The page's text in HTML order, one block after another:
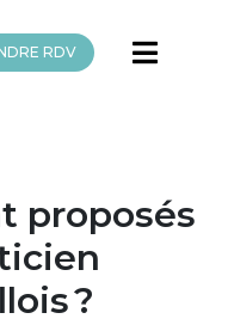
RDV
proposés
?